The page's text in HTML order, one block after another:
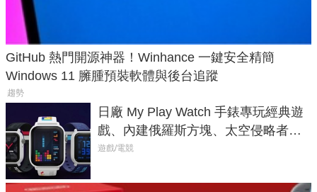
GitHub 熱門開源神器！Winhance 一鍵安全精簡
Windows 11 臃腫預裝軟體與後台追蹤
趨勢
日廠 My Play Watch 手錶專玩經典遊
戲、內建俄羅斯方塊、太空侵略者，
不過竟然不能連手機？
遊戲/電競